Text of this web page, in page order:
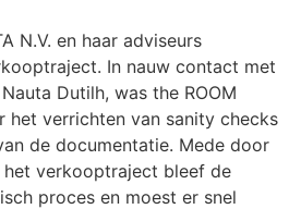
N.V. en haar adviseurs
In nauw contact met
Dutilh, was the ROOM
het verrichten van sanity checks
de documentatie. Mede door
verkooptraject bleef de
proces en moest er snel